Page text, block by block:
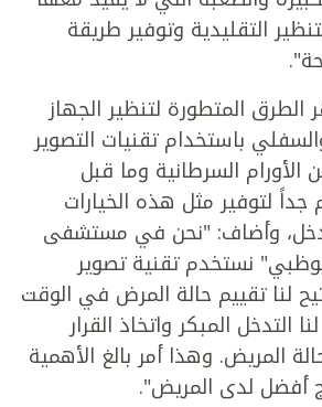
التقليدية وتوفير طريقة
الطرق المتطورة لتنظير الجهاز
باستخدام تقنيات التصوير
السرطانية وما قبل
لتوفير مثل هذه الخيارات
وأضاف: "نحن في مستشفى
نستخدم تقنية تصوير
لنا تقييم حالة المرض في الوقت
التدخل المبكر واتخاذ القرار
المريض. وهذا أمر بالغ الأهمية
أفضل لدى المريض".